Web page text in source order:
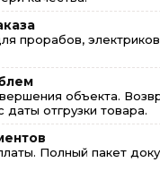
прорабов,
объекта.
отгрузки товара.
Полный пакет